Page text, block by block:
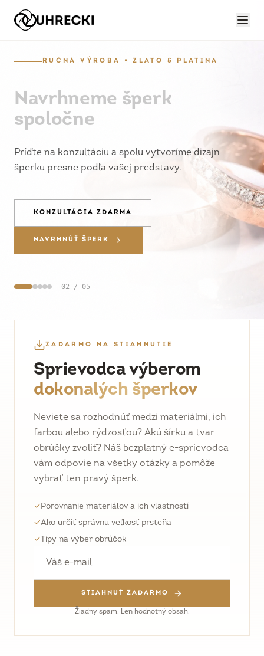
RUČNÁ VÝROBA • ZLATO & PLATINA
Navrhneme šperk
spoločne
Príďte na konzultáciu a spolu vytvoríme dizajn
šperku presne podľa vašej predstavy.
KONZULTÁCIA ZDARMA
NAVRHNÚŤ ŠPERK
02 / 05
ZADARMO NA STIAHNUTIE
Sprievodca výberom
dokonalých šperkov
Neviete sa rozhodnúť medzi materiálmi, ich
farbou alebo rýdzosťou? Akú šírku a tvar
obrúčky zvoliť? Náš bezplatný e-sprievodca
vám odpovie na všetky otázky a pomôže
vybrať ten pravý šperk.
✓Porovnanie materiálov a ich vlastností
✓Ako určiť správnu veľkosť prsteňa
✓ Tipy na výber obrúčok
STIAHNUŤ ZADARMO
Žiadny spam. Len hodnotný obsah.